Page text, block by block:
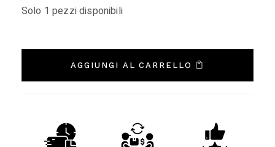
Solo 1 pezzi disponibili
AGGIUNGI AL CARRELLO